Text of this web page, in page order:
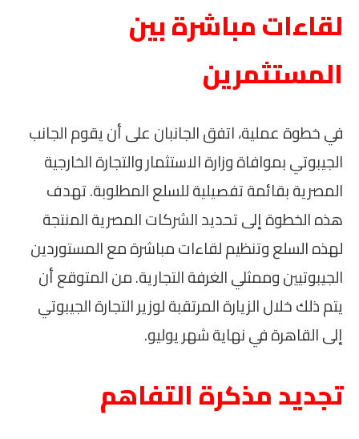
لقاءات مباشرة بين
المستثمرين
في خطوة عملية، اتفق الجانبان على أن يقوم الجانب
الجيبوتي بموافاة وزارة الاستثمار والتجارة الخارجية
المصرية بقائمة تفصيلية للسلع المطلوبة. تهدف
هذه الخطوة إلى تحديد الشركات المصرية المنتجة
لهذه السلع وتنظيم لقاءات مباشرة مع المستوردين
الجيبوتيين وممثلي الغرفة التجارية. من المتوقع أن
يتم ذلك خلال الزيارة المرتقبة لوزير التجارة الجيبوتي
إلى القاهرة في نهاية شهر يوليو.
تجديد مذكرة التفاهم